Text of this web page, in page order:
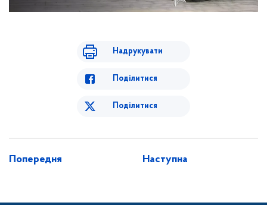
Надрукувати
Поділитися
Поділитися
Попередня Наступна